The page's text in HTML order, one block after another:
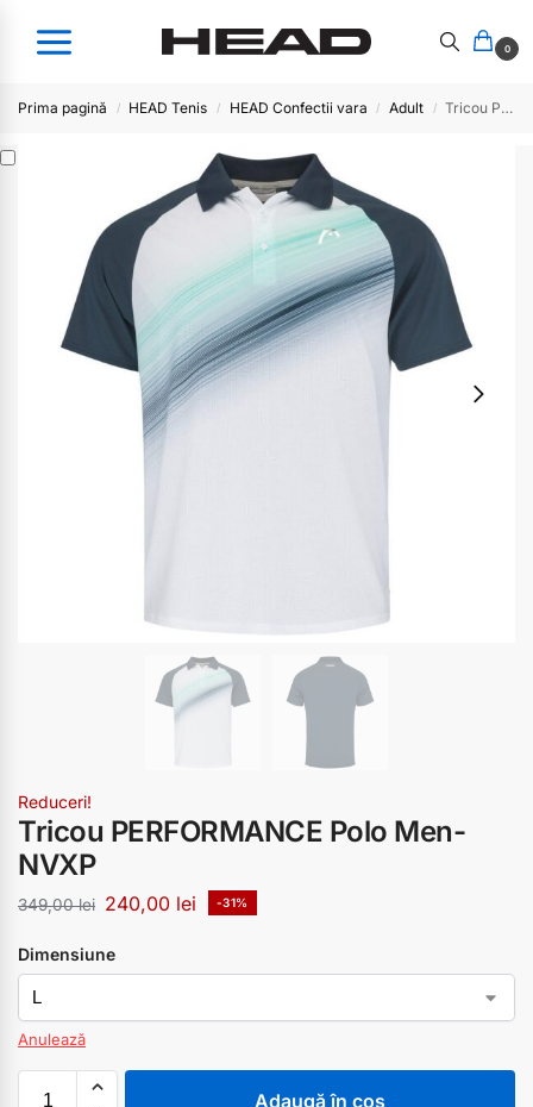
0
Prima pagină / HEAD Tenis / HEAD Confectii vara / Adult / Tricou PERFORMANCE Polo Men-NVXP
Reduceri!
Tricou PERFORMANCE Polo Men-
NVXP
349,00lei 240,00 lei -31%
Dimensiune
Anulează
Adaugă în coș